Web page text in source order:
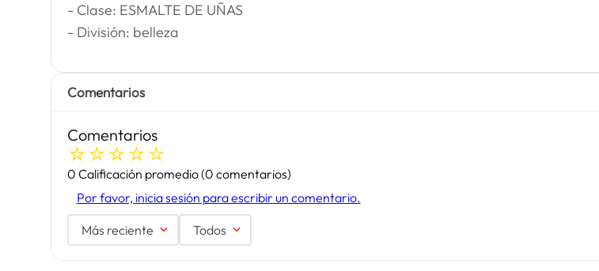
- Clase: ESMALTE DE UÑAS
- División: belleza
Comentarios
Comentarios
☆☆☆☆☆
0 Calificación promedio(0 comentarios)
Por favor, inicia sesión para escribir un comentario.
Más reciente Todos